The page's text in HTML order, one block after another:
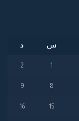
س د
1
2
8
9
15
16